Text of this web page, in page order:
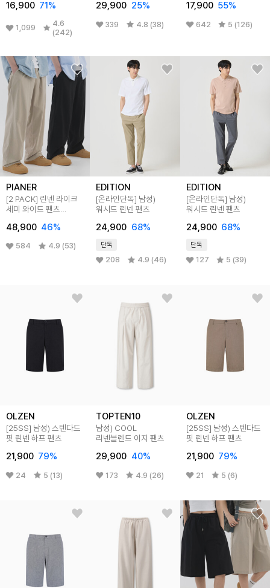
16,900 71%
1,099
4.6
(242)
29,900 25%
339 4.8 (38)
17,900 55%
642 5 (126)
PIANER
[2 PACK] 린넨 라이크
세미 와이드 팬츠
48,900 46%
584 4.9 (53)
EDITION
[온라인단독] 남성)
워시드 린넨 팬츠
24,900 68%
단독
208 4.9 (46)
EDITION
[온라인단독] 남성)
워시드 린넨 팬츠
24,900 68%
단독
127 5 (39)
OLZEN
[25SS] 남성) 스텐다드
핏 린넨 하프 팬츠
21,900 79%
24 5 (13)
TOPTEN10
남성) COOL
리넨블렌드 이지 팬츠
29,900 40%
173 4.9 (26)
OLZEN
[25SS] 남성) 스텐다드
핏 린넨 하프 팬츠
21,900 79%
21 5 (6)